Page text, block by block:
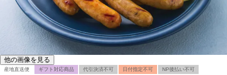
他の画像を見る
産地直送便 ギフト対応商品 代引決済不可 日付指定不可
NP後払い不可